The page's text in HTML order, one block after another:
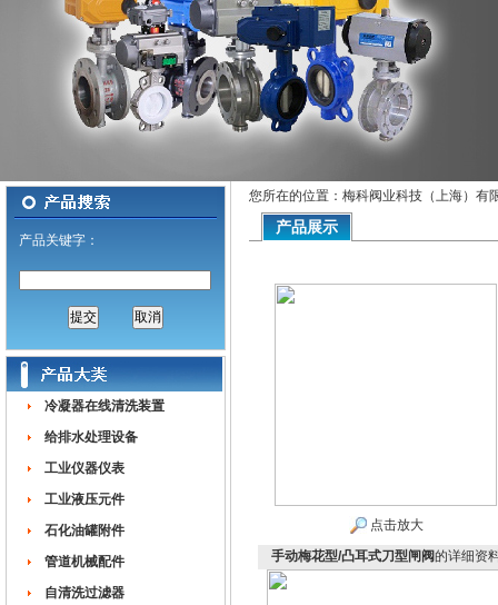
产品关键字：
冷凝器在线清洗装置
给排水处理设备
工业仪器仪表
工业液压元件
石化油罐附件
管道机械配件
自清洗过滤器
您所在的位置：梅科阀业科技（上海）有
产品展示
点击放大
手动梅花型/凸耳式刀型闸阀的详细资